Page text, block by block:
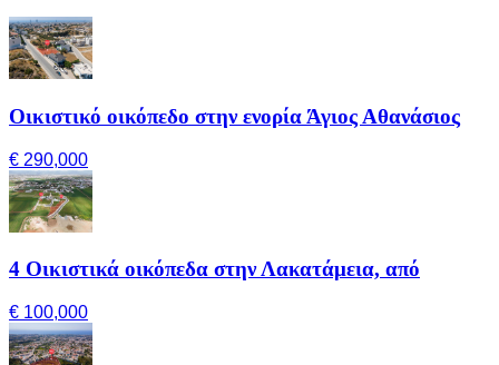
Οικιστικό οικόπεδο στην ενορία Άγιος Αθανάσιος
€ 290,000
4 Οικιστικά οικόπεδα στην Λακατάμεια, από
€ 100,000